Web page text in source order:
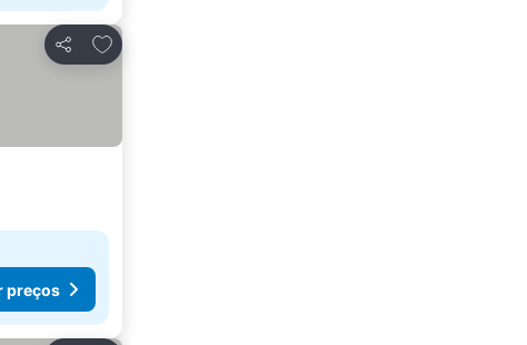
Partilhar
Adicionar aos favoritos
preços